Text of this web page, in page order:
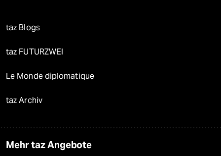
taz Blogs
taz FUTURZWEI
Le Monde diplomatique
taz Archiv
Mehr taz Angebote